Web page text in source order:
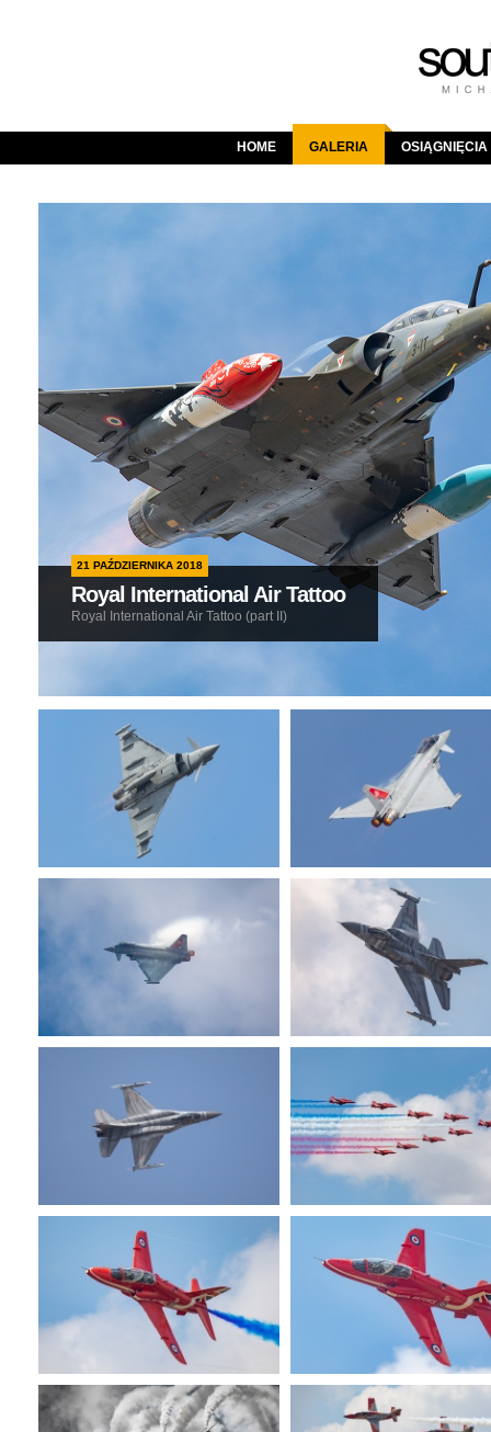
HOME GALERIA OSIĄGNIĘCIA
21 PAŹDZIERNIKA 2018
Royal International Air Tattoo
Royal International Air Tattoo (part II)